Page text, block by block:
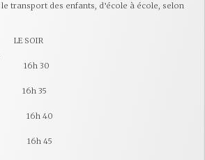
transport des enfants, d’école à école, selon
SOIR
30
35
40
45